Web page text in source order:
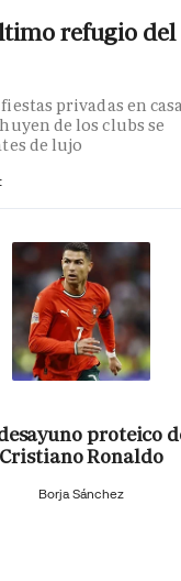
refugio del
privadas en
de los clubs se
de lujo
proteico
Cristiano Ronaldo
Borja Sánchez